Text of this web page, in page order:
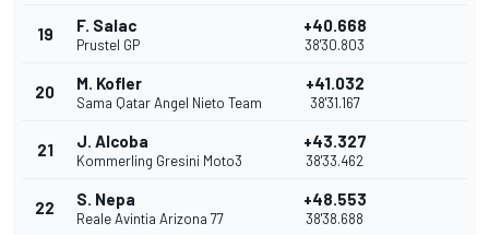
19 F. Salac
Prustel GP
+40.668
38'30.803
20 M. Kofler
Sama Qatar Angel Nieto Team
+41.032
38'31.167
21 J. Alcoba
Kommerling Gresini Moto3
+43.327
38'33.462
22 S. Nepa
Reale Avintia Arizona 77
+48.553
38'38.688